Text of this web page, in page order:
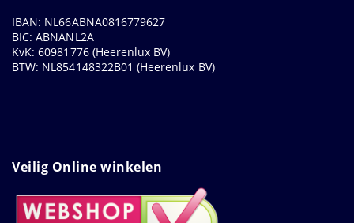
IBAN: NL66ABNA0816779627
BIC: ABNANL2A
KvK: 60981776 (Heerenlux BV)
BTW: NL854148322B01 (Heerenlux BV)
Veilig Online winkelen